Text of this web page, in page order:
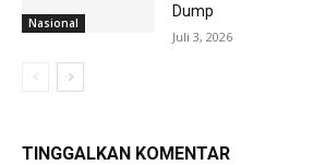
Nasional
Dump
Juli 3, 2026
TINGGALKAN KOMENTAR